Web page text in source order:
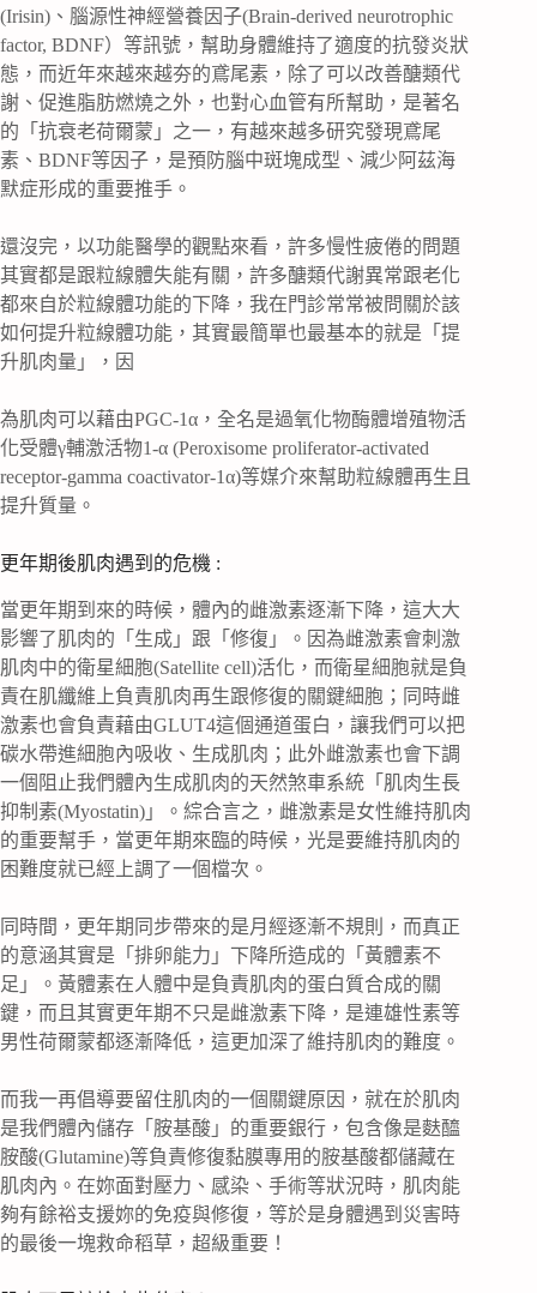
(Irisin)、腦源性神經營養因子(Brain-derived neurotrophic
factor, BDNF）等訊號，幫助身體維持了適度的抗發炎狀
態，而近年來越來越夯的鳶尾素，除了可以改善醣類代
謝、促進脂肪燃燒之外，也對心血管有所幫助，是著名
的「抗衰老荷爾蒙」之一，有越來越多研究發現鳶尾
素、BDNF等因子，是預防腦中斑塊成型、減少阿茲海
默症形成的重要推手。
還沒完，以功能醫學的觀點來看，許多慢性疲倦的問題
其實都是跟粒線體失能有關，許多醣類代謝異常跟老化
都來自於粒線體功能的下降，我在門診常常被問關於該
如何提升粒線體功能，其實最簡單也最基本的就是「提
升肌肉量」，因
為肌肉可以藉由PGC-1α，全名是過氧化物酶體增殖物活
化受體γ輔激活物1-α (Peroxisome proliferator-activated
receptor-gamma coactivator-1α)等媒介來幫助粒線體再生且
提升質量。
更年期後肌肉遇到的危機 :
當更年期到來的時候，體內的雌激素逐漸下降，這大大
影響了肌肉的「生成」跟「修復」。因為雌激素會刺激
肌肉中的衛星細胞(Satellite cell)活化，而衛星細胞就是負
責在肌纖維上負責肌肉再生跟修復的關鍵細胞；同時雌
激素也會負責藉由GLUT4這個通道蛋白，讓我們可以把
碳水帶進細胞內吸收、生成肌肉；此外雌激素也會下調
一個阻止我們體內生成肌肉的天然煞車系統「肌肉生長
抑制素(Myostatin)」。綜合言之，雌激素是女性維持肌肉
的重要幫手，當更年期來臨的時候，光是要維持肌肉的
困難度就已經上調了一個檔次。
同時間，更年期同步帶來的是月經逐漸不規則，而真正
的意涵其實是「排卵能力」下降所造成的「黃體素不
足」。黃體素在人體中是負責肌肉的蛋白質合成的關
鍵，而且其實更年期不只是雌激素下降，是連雄性素等
男性荷爾蒙都逐漸降低，這更加深了維持肌肉的難度。
而我一再倡導要留住肌肉的一個關鍵原因，就在於肌肉
是我們體內儲存「胺基酸」的重要銀行，包含像是麩醯
胺酸(Glutamine)等負責修復黏膜專用的胺基酸都儲藏在
肌肉內。在妳面對壓力、感染、手術等狀況時，肌肉能
夠有餘裕支援妳的免疫與修復，等於是身體遇到災害時
的最後一塊救命稻草，超級重要！